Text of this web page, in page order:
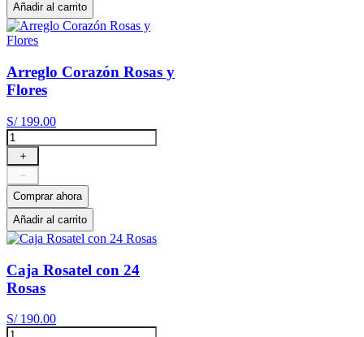
Añadir al carrito
Arreglo Corazón Rosas y
Flores
S/ 199.00
＋
－
Comprar ahora
Añadir al carrito
Caja Rosatel con 24
Rosas
S/ 190.00